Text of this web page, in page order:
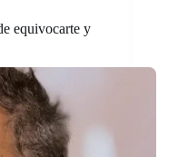
equivocarte y